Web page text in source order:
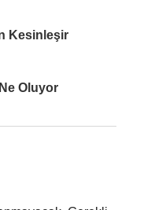
Kesinleşir
Oluyor